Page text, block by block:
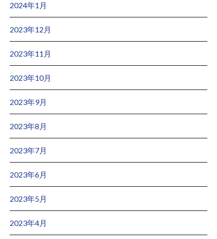
2024年1月
2023年12月
2023年11月
2023年10月
2023年9月
2023年8月
2023年7月
2023年6月
2023年5月
2023年4月